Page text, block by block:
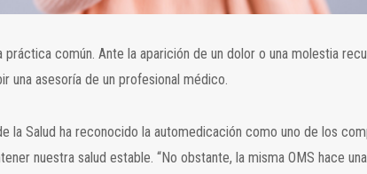
práctica común. Ante la aparición de un dolor o una molestia
una asesoría de un profesional médico.
la Salud ha reconocido la automedicación como uno de los
nuestra salud estable. “No obstante, la misma OMS hace